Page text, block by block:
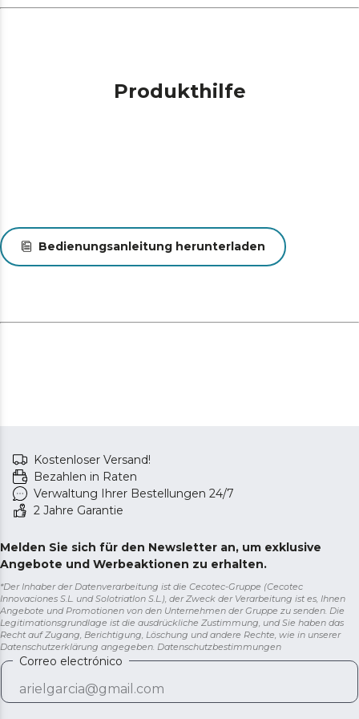
Produkthilfe
Bedienungsanleitung herunterladen
Kostenloser Versand!
Bezahlen in Raten
Verwaltung Ihrer Bestellungen 24/7
2 Jahre Garantie
Melden Sie sich für den Newsletter an, um exklusive
Angebote und Werbeaktionen zu erhalten.
*Der Inhaber der Datenverarbeitung ist die Cecotec-Gruppe (Cecotec
Innovaciones S.L. und Solotriatlon S.L.), der Zweck der Verarbeitung ist es, Ihnen
Angebote und Promotionen von den Unternehmen der Gruppe zu senden. Die
Legitimationsgrundlage ist die ausdrückliche Zustimmung, und Sie haben das
Recht auf Zugang, Berichtigung, Löschung und andere Rechte, wie in unserer
Datenschutzerklärung angegeben. Datenschutzbestimmungen
Correo electrónico